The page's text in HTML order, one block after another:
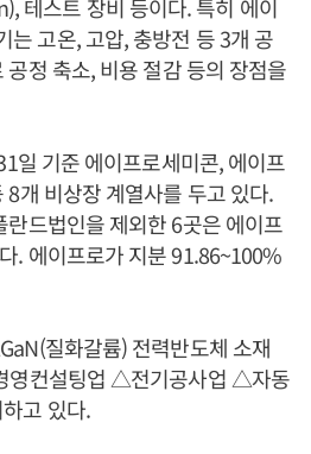
테스트 장비 등이다. 특히 에이
는 고온, 고압, 충방전 등 3개 공
정 축소, 비용 절감 등의 장점을
일 기준 에이프로세미콘, 에이프
개 비상장 계열사를 두고 있다.
드법인을 제외한 6곳은 에이프
. 에이프로가 지분 91.86~100%
질화갈륨) 전력반도체 소재
영컨설팅업 △전기공사업 △자동
고 있다.